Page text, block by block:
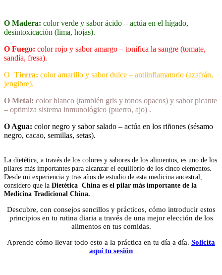
O Madera: color verde y sabor ácido – actúa en el hígado,
desintoxicación (lima, hojas).
O Fuego: color rojo y sabor amargo – tonifica la sangre (tomate,
sandía, fresa).
O Tierra: color amarillo y sabor dulce – antiinflamatorio (azafrán,
jengibre).
O Metal: color blanco (también gris y tonos opacos) y sabor picante
– optimiza sistema inmunológico (puerro, ajo) .
O Agua: color negro y sabor salado – actúa en los riñones (sésamo
negro, cacao, semillas, setas).
La dietética, a través de los colores y sabores de los alimentos, es uno de los
pilares más importantes para alcanzar el equilibrio de los cinco elementos.
Desde mi experiencia y tras años de estudio de esta medicina ancestral,
considero que la Dietética China es el pilar más importante de la
Medicina Tradicional China.
Descubre, con consejos sencillos y prácticos, cómo introducir estos
principios en tu rutina diaria a través de una mejor elección de los
alimentos en tus comidas.
Aprende cómo llevar todo esto a la práctica en tu día a día. Solicita
aquí tu sesión